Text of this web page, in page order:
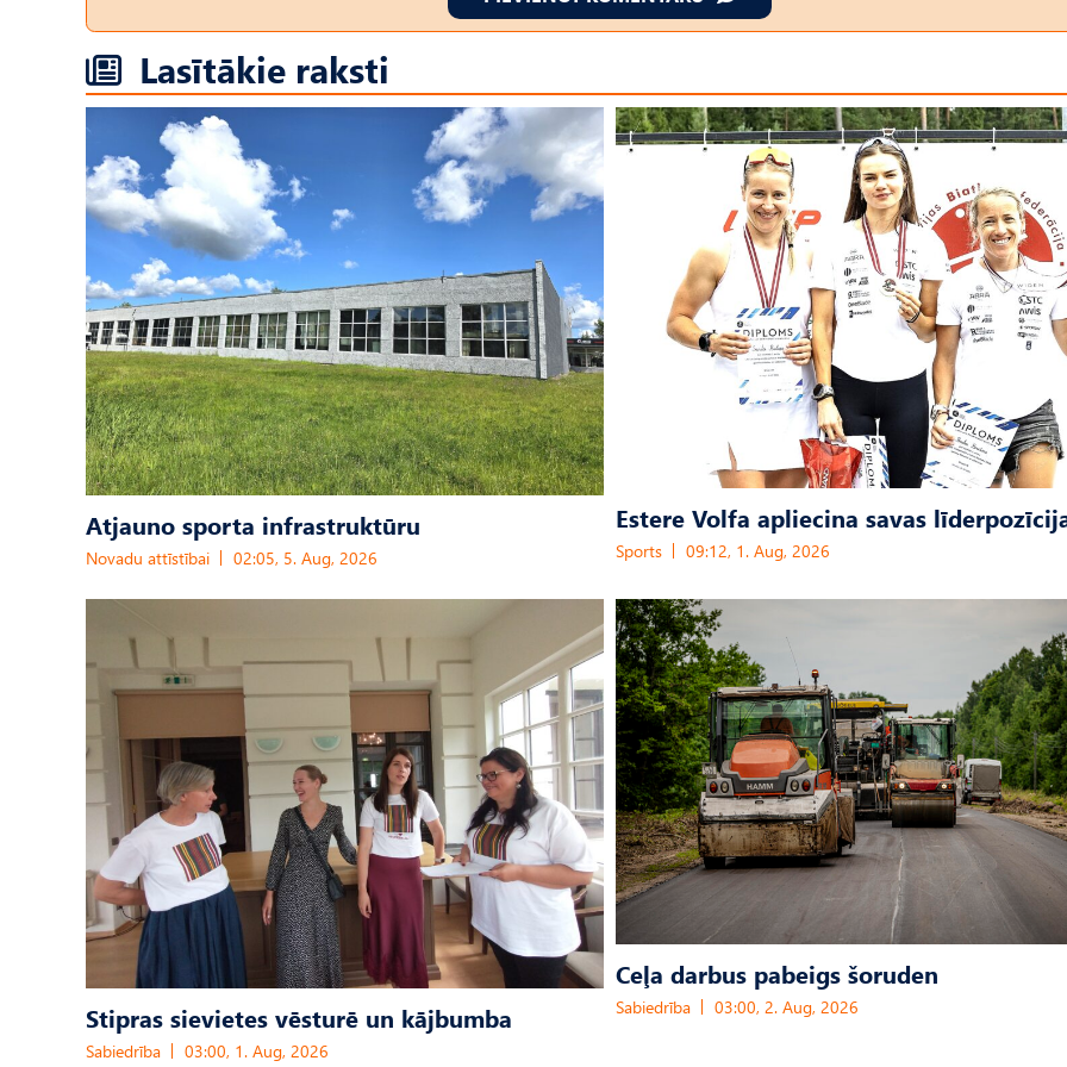
Lasītākie raksti
Atjauno sporta infrastruktūru
Novadu attīstībai 02:05, 5. Aug, 2026
Estere Volfa apliecina savas
Sports 09:12, 1. Aug, 2026
Stipras sievietes vēsturē un kājbumba
Sabiedrība 03:00, 1. Aug, 2026
Ceļa darbus pabeigs šoruden
Sabiedrība 03:00, 2. Aug, 2026